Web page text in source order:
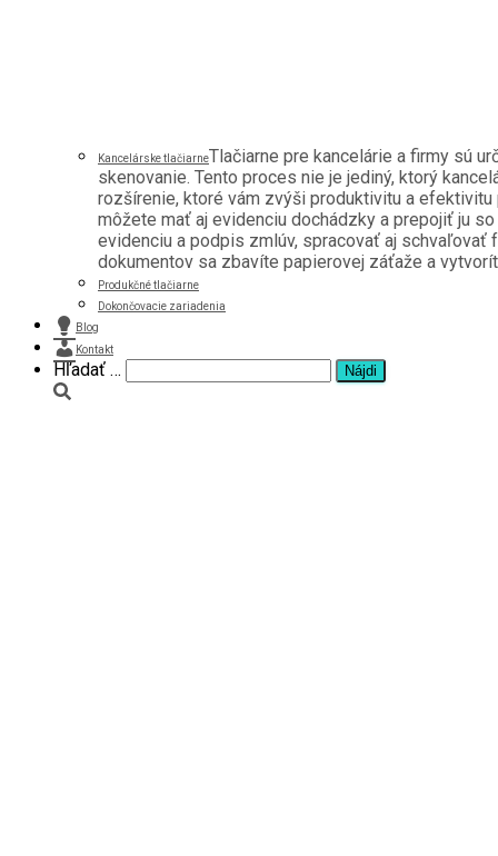
Kancelárske tlačiarneTlačiarne pre kancelárie a firmy sú
skenovanie. Tento proces nie je jediný, ktorý
rozšírenie, ktoré vám zvýši produktivitu a efektivitu
môžete mať aj evidenciu dochádzky a prepojiť ju
evidenciu a podpis zmlúv, spracovať aj schvaľovať
dokumentov sa zbavíte papierovej záťaže a
Produkčné tlačiarne
Dokončovacie zariadenia
Blog
Kontakt
Hľadať:
Hľadať …